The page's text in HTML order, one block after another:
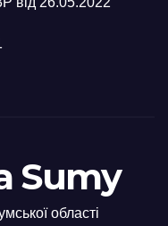
Sumy
області